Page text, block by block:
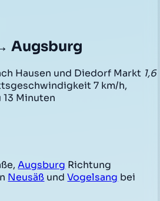
Augsburg
Hausen und Diedorf Markt 1,6
7 km/h,
Minuten
Augsburg Richtung
Neusäß undVogelsang bei